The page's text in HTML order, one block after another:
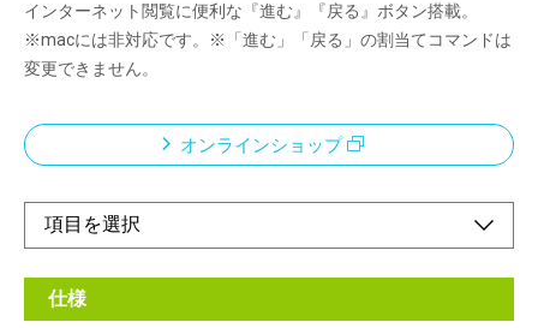
インターネット閲覧に便利な『進む』『戻る』ボタン搭載。
※macには非対応です。※「進む」「戻る」の割当てコマンドは
変更できません。
オンラインショップ
仕様